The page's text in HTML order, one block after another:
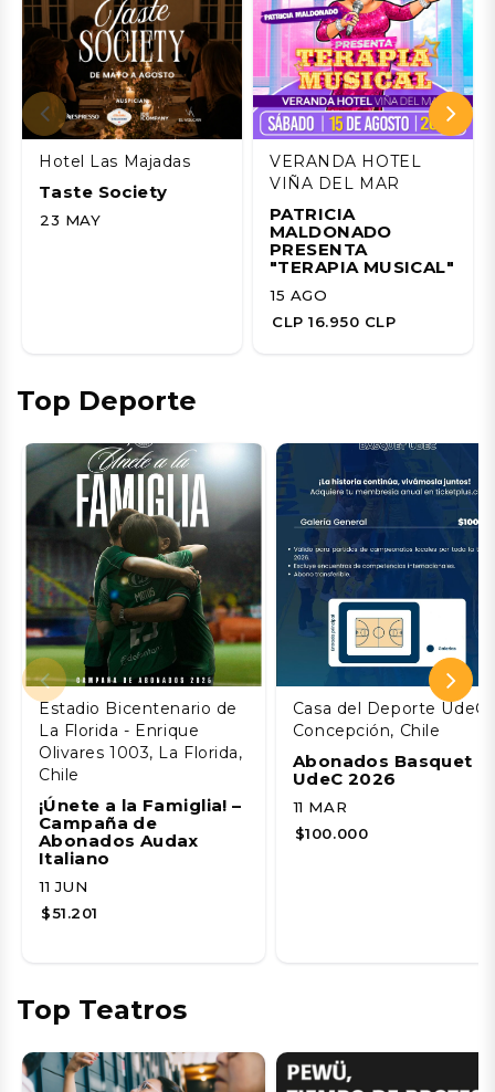
Hotel Las Majadas
Taste Society
23 MAY
VERANDA HOTEL
VIÑA DEL MAR
PATRICIA
MALDONADO
PRESENTA
"TERAPIA MUSICAL"
15 AGO
CLP 16.950 CLP
Top Deporte
Estadio Bicentenario de
La Florida - Enrique
Olivares 1003, La Florida,
Chile
¡Únete a la Famiglia! –
Campaña de
Abonados Audax
Italiano
11 JUN
$51.201
Casa del Deporte UdeC,
Concepción, Chile
Abonados Basquet
UdeC 2026
11 MAR
$100.000
Top Teatros